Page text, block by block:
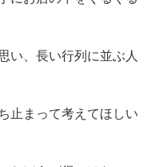
い、長い行列に並ぶ人
止まって考えてほしい